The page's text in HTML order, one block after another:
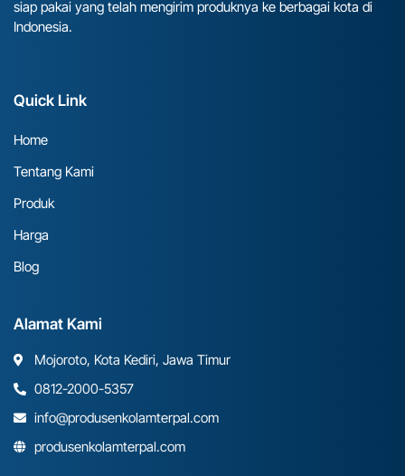
siap pakai yang telah mengirim produknya ke berbagai kota di
Indonesia.
Quick Link
Home
Tentang Kami
Produk
Harga
Blog
Alamat Kami
Mojoroto, Kota Kediri, Jawa Timur
0812-2000-5357
info@produsenkolamterpal.com
produsenkolamterpal.com